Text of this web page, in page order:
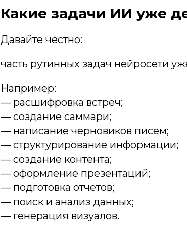
Какие задачи ИИ уже
Давайте честно:
часть рутинных задач нейросети
Например:
— расшифровка встреч;
— создание саммари;
— написание черновиков писем;
— структурирование информации;
— создание контента;
— оформление презентаций;
— подготовка отчетов;
— поиск и анализ данных;
— генерация визуалов.